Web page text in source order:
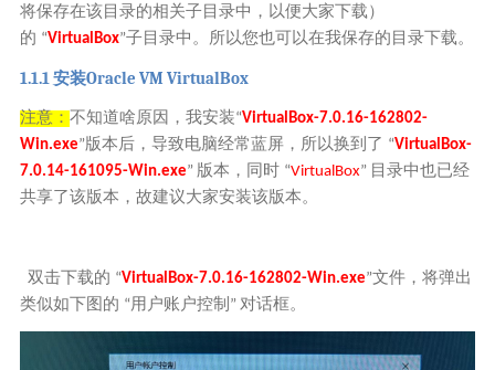
将保存在该目录的相关子目录中，以便大家下载）
的 “VirtualBox”子目录中。所以您也可以在我保存的目录下载。
1.1.1安装Oracle VM VirtualBox
注意： 不知道啥原因，我安装“VirtualBox-7.0.16-162802-
Win.exe”版本后，导致电脑经常蓝屏，所以换到了 “VirtualBox-
7.0.14-161095-Win.exe” 版本，同时 “VirtualBox” 目录中也已经
共享了该版本，故建议大家安装该版本。
双击下载的 “VirtualBox-7.0.16-162802-Win.exe”文件，将弹出
类似如下图的 “ 用户账户控制 ” 对话框。